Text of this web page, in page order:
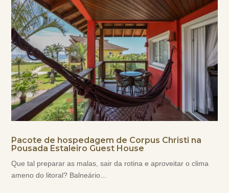
Pacote de hospedagem de Corpus Christi na
Pousada Estaleiro Guest House
Que tal preparar as malas, sair da rotina e aproveitar o clima
ameno do litoral? Balneário...